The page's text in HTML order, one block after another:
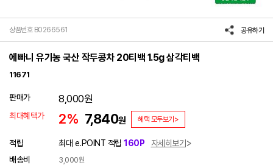
상품번호 B0266561 공유하기
에빠니 유기농 국산 작두콩차 20티백 1.5g 삼각티백
11671
판매가 8,000원
최대혜택가 2% 7,840원 혜택 모두보기>
적립 최대 e.POINT 적립 160P
자세히보기
배송비
3,000원